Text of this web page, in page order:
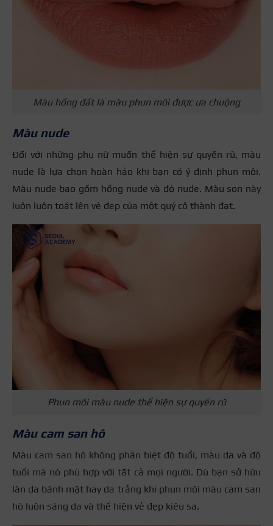
Màu hồng đất là màu phun môi được ưa chuộng
Màu nude
Đối với những phụ nữ muốn thể hiện sự quyến rũ, màu
nude là lựa chọn hoàn hảo khi bạn có ý định phun môi.
Màu nude bao gồm hồng nude và đỏ nude. Màu son này
luôn luôn toát lên vẻ đẹp của một quý cô thành đạt.
Phun môi màu nude thể hiện sự quyến rũ
Màu cam san hô
Màu cam san hô không phân biệt độ tuổi, màu da và độ
tuổi mà nó phù hợp với tất cả mọi người. Dù bạn sở hữu
làn da bánh mật hay da trắng khi phun môi màu cam san
hô luôn sáng da và thể hiện vẻ đẹp kiêu sa.